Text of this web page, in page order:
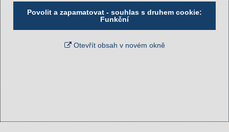
Povolit a zapamatovat - souhlas s druhem cookie:
Funkční
Otevřít obsah v novém okně